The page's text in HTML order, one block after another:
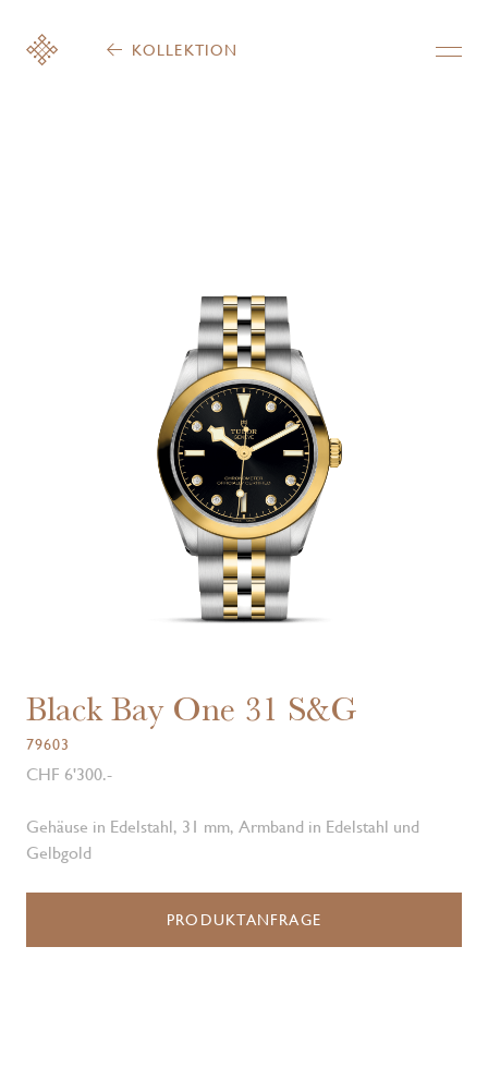
KOLLEKTION
Black Bay One 31 S&G
79603
CHF 6'300.-
Gehäuse in Edelstahl, 31 mm, Armband in Edelstahl und
Gelbgold
PRODUKTANFRAGE